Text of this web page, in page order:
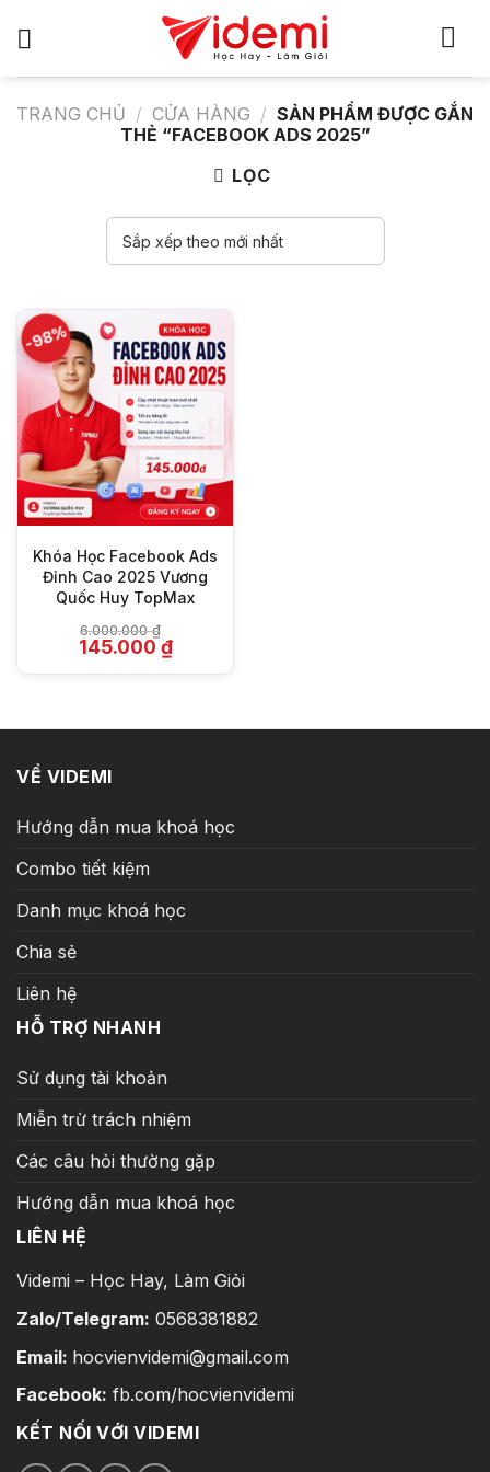
TRANG CHỦ / CỬA HÀNG / SẢN PHẨM ĐƯỢC GẮN
THẺ “FACEBOOK ADS 2025”
LỌC
-98%
Khóa Học Facebook Ads
Đỉnh Cao 2025 Vương
Quốc Huy TopMax
6.000.000₫
Giá
gốc
145.000₫Giá
hiện
VỀ VIDEMI
Hướng dẫn mua khoá học
Combo tiết kiệm
Danh mục khoá học
Chia sẻ
Liên hệ
HỖ TRỢ NHANH
Sử dụng tài khoản
Miễn trừ trách nhiệm
Các câu hỏi thường gặp
Hướng dẫn mua khoá học
LIÊN HỆ
Videmi – Học Hay, Làm Giỏi
Zalo/Telegram: 0568381882
Email: hocvienvidemi@gmail.com
Facebook: fb.com/hocvienvidemi
KẾT NỐI VỚI VIDEMI